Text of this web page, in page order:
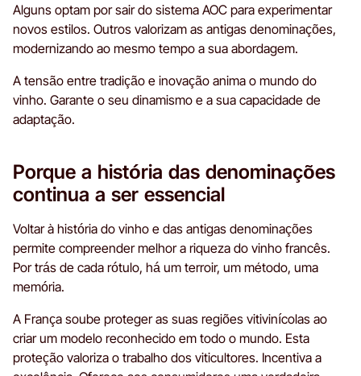
Alguns optam por sair do sistema AOC para experimentar
novos estilos. Outros valorizam as antigas denominações,
modernizando ao mesmo tempo a sua abordagem.
A tensão entre tradição e inovação anima o mundo do
vinho. Garante o seu dinamismo e a sua capacidade de
adaptação.
Porque a história das denominações
continua a ser essencial
Voltar à história do vinho e das antigas denominações
permite compreender melhor a riqueza do vinho francês.
Por trás de cada rótulo, há um terroir, um método, uma
memória.
A França soube proteger as suas regiões vitivinícolas ao
criar um modelo reconhecido em todo o mundo. Esta
proteção valoriza o trabalho dos viticultores. Incentiva a